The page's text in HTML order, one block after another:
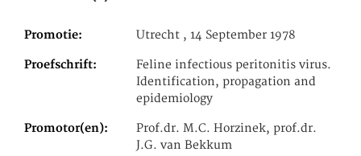
Promotie Utrecht , 14 September 1978
Proefschrift
Feline infectious peritonitis virus.
Identification, propagation and
epidemiology
Promotor(en)
Prof.dr. M.C. Horzinek, prof.dr.
J.G. van Bekkum